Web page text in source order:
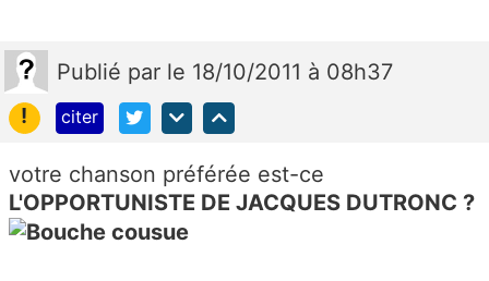
Publié par le 18/10/2011 à 08h37
!
citer
votre chanson préférée est-ce
L'OPPORTUNISTE DE JACQUES DUTRONC ?